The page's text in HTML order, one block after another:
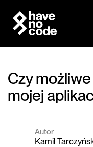
Czy
mojej
Autor
Kamil